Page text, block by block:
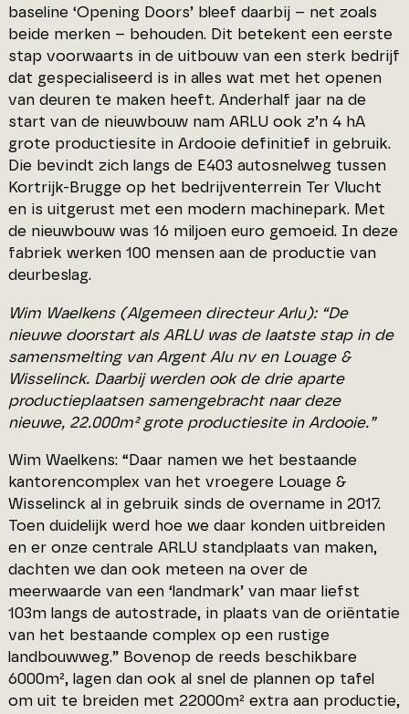
baseline ‘Opening Doors’ bleef daarbij – net zoals
beide merken – behouden. Dit betekent een eerste
stap voorwaarts in de uitbouw van een sterk bedrijf
dat gespecialiseerd is in alles wat met het openen
van deuren te maken heeft. Anderhalf jaar na de
start van de nieuwbouw nam ARLU ook z’n 4 hA
grote productiesite in Ardooie definitief in gebruik.
Die bevindt zich langs de E403 autosnelweg tussen
Kortrijk-Brugge op het bedrijventerrein Ter Vlucht
en is uitgerust met een modern machinepark. Met
de nieuwbouw was 16 miljoen euro gemoeid. In deze
fabriek werken 100 mensen aan de productie van
deurbeslag.
Wim Waelkens (Algemeen directeur Arlu): “De
nieuwe doorstart als ARLU was de laatste stap in de
samensmelting van Argent Alu nv en Louage &
Wisselinck. Daarbij werden ook de drie aparte
productieplaatsen samengebracht naar deze
nieuwe, 22.000m² grote productiesite in Ardooie.”
Wim Waelkens: “Daar namen we het bestaande
kantorencomplex van het vroegere Louage &
Wisselinck al in gebruik sinds de overname in 2017.
Toen duidelijk werd hoe we daar konden uitbreiden
en er onze centrale ARLU standplaats van maken,
dachten we dan ook meteen na over de
meerwaarde van een ‘landmark’ van maar liefst
103m langs de autostrade, in plaats van de oriëntatie
van het bestaande complex op een rustige
landbouwweg.” Bovenop de reeds beschikbare
6000m², lagen dan ook al snel de plannen op tafel
om uit te breiden met 22000m² extra aan productie,